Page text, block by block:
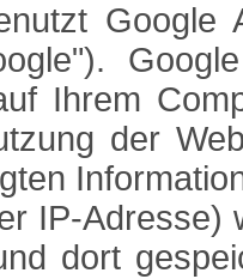
Google
Ihrem
der
IP-Adresse)
dort